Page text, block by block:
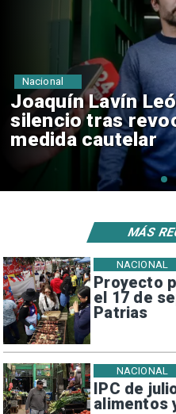
Chile y
reinicio de
consulares
Nacional
Proyecto
el 17 de
Patrias
NACIONAL
IPC de
alimentos
NACIONAL
MÁS